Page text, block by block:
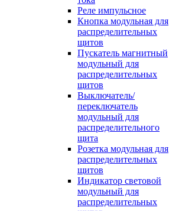
Реле импульсное
Кнопка модульная для
распределительных
щитов
Пускатель магнитный
модульный для
распределительных
щитов
Выключатель/
переключатель
модульный для
распределительного
щита
Розетка модульная для
распределительных
щитов
Индикатор световой
модульный для
распределительных